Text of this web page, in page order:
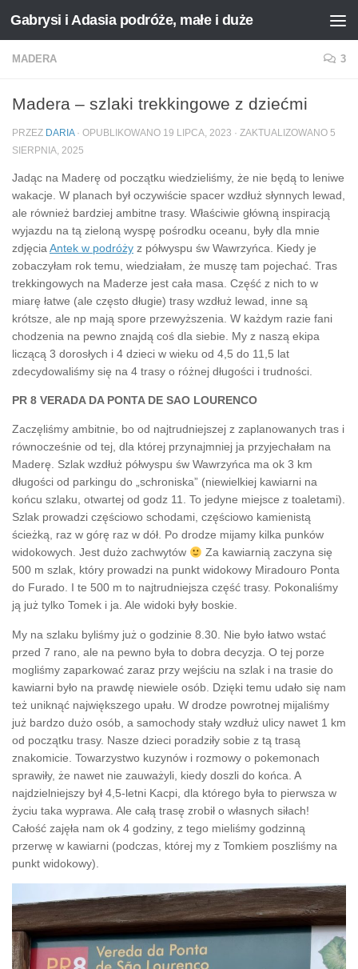
Przejdź do treści
Gabrysi i Adasia podróże, małe i duże
MADERA 3
Madera – szlaki trekkingowe z dziećmi
PRZEZ DARIA · OPUBLIKOWANO 19 LIPCA, 2023 · ZAKTUALIZOWANO 5
SIERPNIA, 2025
Jadąc na Maderę od początku wiedzieliśmy, że nie będą to leniwe
wakacje. W planach był oczywiście spacer wzdłuż słynnych lewad,
ale również bardziej ambitne trasy. Właściwie główną inspiracją
wyjazdu na tą zieloną wyspę pośrodku oceanu, były dla mnie
zdjęciaAntek w podróży z półwyspu św Wawrzyńca. Kiedy je
zobaczyłam rok temu, wiedziałam, że muszę tam pojechać. Tras
trekkingowych na Maderze jest cała masa. Część z nich to w
miarę łatwe (ale często długie) trasy wzdłuż lewad, inne są
krótsze, ale np mają spore przewyższenia. W każdym razie fani
chodzenia na pewno znajdą coś dla siebie. My z naszą ekipa
liczącą 3 dorosłych i 4 dzieci w wieku od 4,5 do 11,5 lat
zdecydowaliśmy się na 4 trasy o różnej długości i trudności.
PR 8 VERADA DA PONTA DE SAO LOURENCO
Zaczęliśmy ambitnie, bo od najtrudniejszej z zaplanowanych tras i
równocześnie od tej, dla której przynajmniej ja przyjechałam na
Maderę. Szlak wzdłuż półwyspu św Wawrzyńca ma ok 3 km
długości od parkingu do „schroniska” (niewielkiej kawiarni na
końcu szlaku, otwartej od godz 11. To jedyne miejsce z toaletami).
Szlak prowadzi częściowo schodami, częściowo kamienistą
ścieżką, raz w górę raz w dół. Po drodze mijamy kilka punków
widokowych. Jest dużo zachwytów
Za kawiarnią zaczyna się
500 m szlak, który prowadzi na punkt widokowy Miradouro Ponta
do Furado. I te 500 m to najtrudniejsza część trasy. Pokonaliśmy
ją już tylko Tomek i ja. Ale widoki były boskie.
My na szlaku byliśmy już o godzinie 8.30. Nie było łatwo wstać
przed 7 rano, ale na pewno była to dobra decyzja. O tej porze
mogliśmy zaparkować zaraz przy wejściu na szlak i na trasie do
kawiarni było na prawdę niewiele osób. Dzięki temu udało się nam
też uniknąć największego upału. W drodze powrotnej mijaliśmy
już bardzo dużo osób, a samochody stały wzdłuż ulicy nawet 1 km
od początku trasy. Nasze dzieci poradziły sobie z tą trasą
znakomicie. Towarzystwo kuzynów i rozmowy o pokemonach
sprawiły, że nawet nie zauważyli, kiedy doszli do końca. A
najdzielniejszy był 4,5-letni Kacpi, dla którego była to pierwsza w
życiu taka wyprawa. Ale całą trasę zrobił o własnych siłach!
Całość zajęła nam ok 4 godziny, z tego mieliśmy godzinną
przerwę w kawiarni (podczas, której my z Tomkiem poszliśmy na
punkt widokowy).